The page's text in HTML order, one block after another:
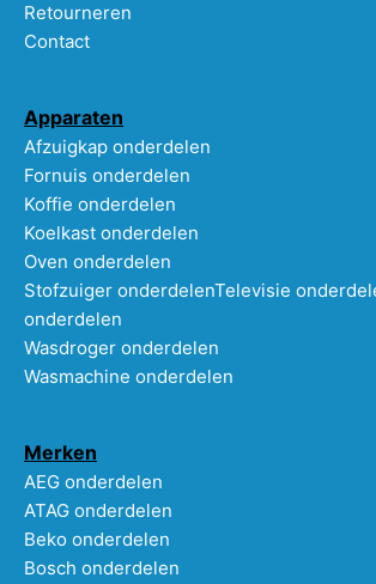
Retourneren
Contact
Apparaten
Afzuigkap onderdelen
Fornuis onderdelen
Koffie onderdelen
Koelkast onderdelen
Oven onderdelen
Stofzuiger onderdelenTelevisie
onderdelen
Wasdroger onderdelen
Wasmachine onderdelen
Merken
AEG onderdelen
ATAG onderdelen
Beko onderdelen
Bosch onderdelen